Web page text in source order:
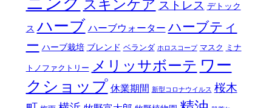
スキンケア ストレス デトック
ス ハーブ ハーブウォーター ハーブティ
ー ハーブ栽培 ブレンド ベランダ ホロスコープ マスク ミナ
トノファクトリー メリッサボーテ ワー
クショップ 休業期間 新型コロナウイルス 桜木